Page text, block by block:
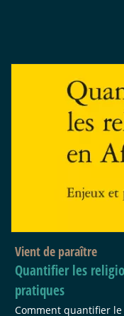
Vient de paraître
Quantifier les
pratiques
Comment quantifier